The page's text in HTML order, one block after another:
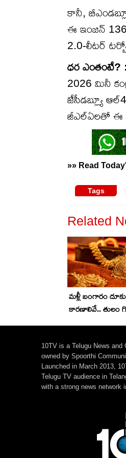
కానీ,
ఈ ఇంజన్
2.0-లీటర్
ధర ఎంతంటే? :
2026 మినీ
జేసీడబ్ల్యూ
జీఎల్ఏలతో ఈ
»» Read
Tags
Related
మళ్లీ బంగారం
కారణాలివే.. తులం
10TV is a Telugu News and
owned by Spoorthi
Launched in March 2013,
Telugu TV audience in
with a strong news network